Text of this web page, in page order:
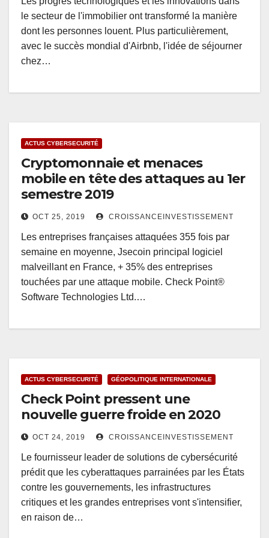
le secteur de l'immobilier ont transformé la manière
dont les personnes louent. Plus particulièrement,
avec le succès mondial d'Airbnb, l'idée de séjourner
chez…
ACTUS CYBERSECURITÉ
Cryptomonnaie et menaces
mobile en tête des attaques au 1er
semestre 2019
OCT 25, 2019 CROISSANCEINVESTISSEMENT
Les entreprises françaises attaquées 355 fois par
semaine en moyenne, Jsecoin principal logiciel
malveillant en France, + 35% des entreprises
touchées par une attaque mobile. Check Point®
Software Technologies Ltd.…
ACTUS CYBERSECURITÉ GÉOPOLITIQUE INTERNATIONALE
Check Point pressent une
nouvelle guerre froide en 2020
OCT 24, 2019 CROISSANCEINVESTISSEMENT
Le fournisseur leader de solutions de cybersécurité
prédit que les cyberattaques parrainées par les États
contre les gouvernements, les infrastructures
critiques et les grandes entreprises vont s'intensifier,
en raison de…